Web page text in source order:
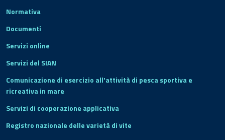
Normativa
Documenti
Servizi online
Servizi del SIAN
Comunicazione di esercizio all'attività di pesca sportiva e
ricreativa in mare
Servizi di cooperazione applicativa
Registro nazionale delle varietà di vite